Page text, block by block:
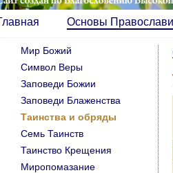
Основы
Мир Божий
Символ Веры
Заповеди Божии
Заповеди Блаженства
Таинства и обряды
Семь Таинств
Таинство Крещения
Миропомазание